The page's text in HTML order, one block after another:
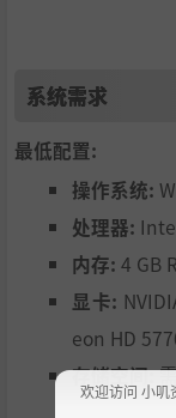
爆能猛砸
人，积累枪管热量
您并不孤单
您并不是唯一被
事。
系统需求
最低配置:
操作系统:
处理器:
内存: 4 GB
显卡:
eon HD
存储空间:
欢迎访问 小叽